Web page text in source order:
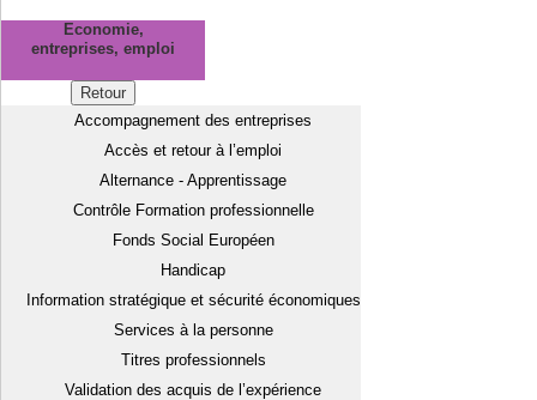
Economie,
entreprises, emploi
Retour
Accompagnement des entreprises
Accès et retour à l’emploi
Alternance - Apprentissage
Contrôle Formation professionnelle
Fonds Social Européen
Handicap
Information stratégique et sécurité économiques
Services à la personne
Titres professionnels
Validation des acquis de l’expérience